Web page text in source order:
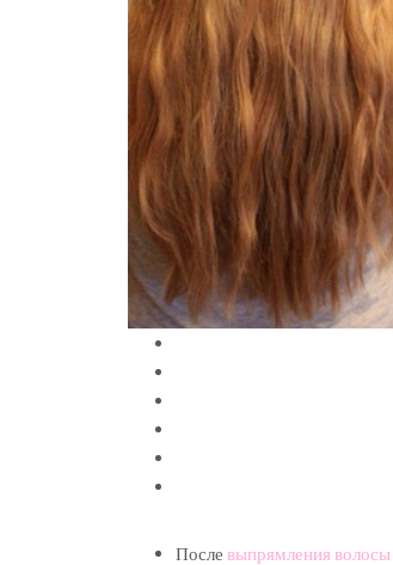
После выпрямления волосы